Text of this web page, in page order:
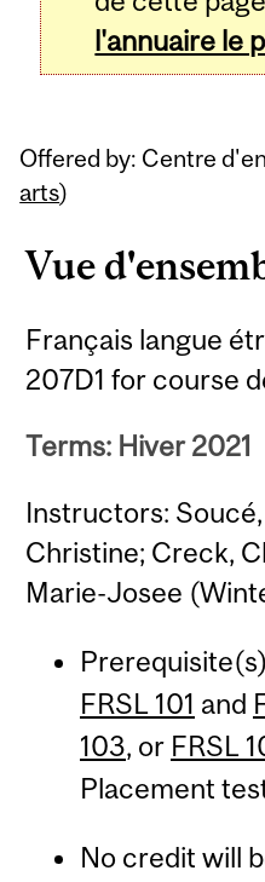
l'annuaire le
Offered by: Centre
arts)
Vue
Français langue
207D1 for course
Terms: Hiver 2021
Instructors:
Christine; Creck,
Marie-Josee
FRSL 101 and
103, or FRSL
Placement
No credit will